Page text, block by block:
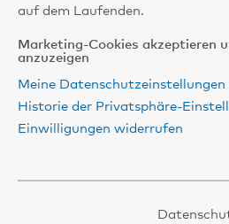
auf dem Laufenden.
Marketing-Cookies akzeptieren
anzuzeigen
Meine Datenschutzeinstellungen
Historie der Privatsphäre-
Einwilligungen widerrufen